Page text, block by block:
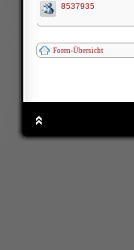
8537935
Foren-Übersicht